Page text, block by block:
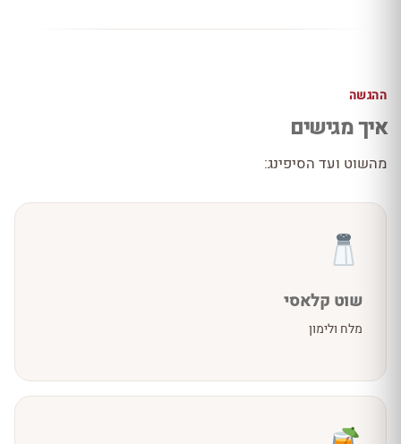
ההגשה
איך מגישים
מהשוט ועד הסיפינג:
שוט קלאסי
מלח ולימון